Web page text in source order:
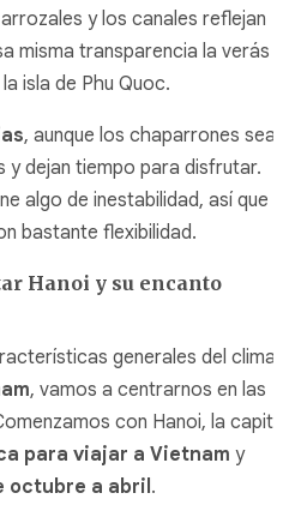
y los canales reflejan
misma transparencia la verás
isla de Phu Quoc.
, aunque los chaparrones
y dejan tiempo para disfrutar.
algo de inestabilidad, así que
bastante flexibilidad.
Hanoi y su encanto
generales del clima
, vamos a centrarnos en las
con Hanoi, la
para viajar a Vietnam y
octubre a abril.